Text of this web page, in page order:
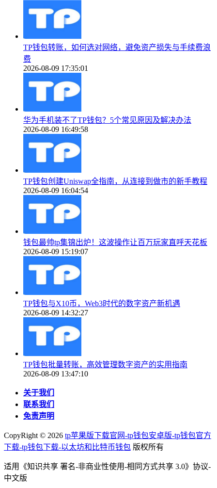
TP钱包转账，如何选对网络，避免资产损失与手续费浪
费
2026-08-09 17:35:01
华为手机装不了TP钱包？5个常见原因及解决办法
2026-08-09 16:49:58
TP钱包创建Uniswap全指南，从连接到做市的新手教程
2026-08-09 16:04:54
钱包最帅tp集锦出炉！这波操作让百万玩家直呼天花板
2026-08-09 15:19:07
TP钱包与X10币，Web3时代的数字资产新机遇
2026-08-09 14:32:27
TP钱包批量转账，高效管理数字资产的实用指南
2026-08-09 13:47:10
关于我们
联系我们
免责声明
CopyRight © 2026 tp苹果版下载官网-tp钱包安卓版-tp钱包官方
下载-tp钱包下载-以太坊和比特币钱包 版权所有
适用《知识共享 署名-非商业性使用-相同方式共享 3.0》协议-
中文版